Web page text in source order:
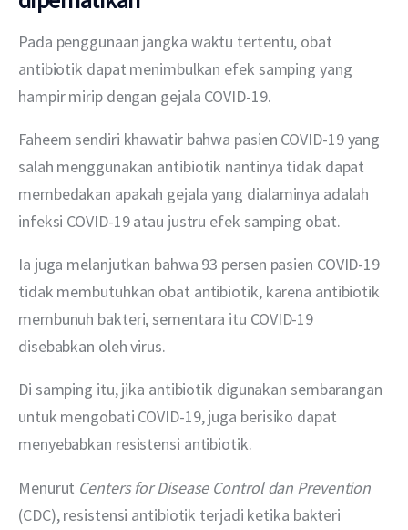
Pada penggunaan jangka waktu tertentu, obat
antibiotik dapat menimbulkan efek samping yang
hampir mirip dengan gejala COVID-19.
Faheem sendiri khawatir bahwa pasien COVID-19 yang
salah menggunakan antibiotik nantinya tidak dapat
membedakan apakah gejala yang dialaminya adalah
infeksi COVID-19 atau justru efek samping obat.
Ia juga melanjutkan bahwa 93 persen pasien COVID-19
tidak membutuhkan obat antibiotik, karena antibiotik
membunuh bakteri, sementara itu COVID-19
disebabkan oleh virus.
Di samping itu, jika antibiotik digunakan sembarangan
untuk mengobati COVID-19, juga berisiko dapat
menyebabkan resistensi antibiotik.
Menurut Centers for Disease Control dan Prevention
(CDC), resistensi antibiotik terjadi ketika bakteri